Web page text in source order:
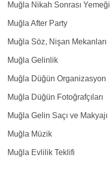
Muğla Nikah Sonrası Yemeği
Muğla After Party
Muğla Söz, Nişan Mekanları
Muğla Gelinlik
Muğla Düğün Organizasyon
Muğla Düğün Fotoğrafçıları
Muğla Gelin Saçı ve Makyajı
Muğla Müzik
Muğla Evlilik Teklifi